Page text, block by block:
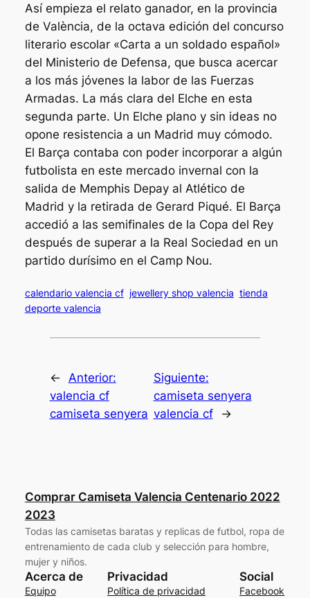
Así empieza el relato ganador, en la provincia
de València, de la octava edición del concurso
literario escolar «Carta a un soldado español»
del Ministerio de Defensa, que busca acercar
a los más jóvenes la labor de las Fuerzas
Armadas. La más clara del Elche en esta
segunda parte. Un Elche plano y sin ideas no
opone resistencia a un Madrid muy cómodo.
El Barça contaba con poder incorporar a algún
futbolista en este mercado invernal con la
salida de Memphis Depay al Atlético de
Madrid y la retirada de Gerard Piqué. El Barça
accedió a las semifinales de la Copa del Rey
después de superar a la Real Sociedad en un
partido durísimo en el Camp Nou.
calendario valencia cf jewellery shop valencia tienda
deporte valencia
← Anterior:
valencia cf
camiseta senyera
Siguiente:
camiseta senyera
valencia cf
→
Comprar Camiseta Valencia Centenario 2022
2023
Todas las camisetas baratas y replicas de futbol, ropa de
entrenamiento de cada club y selección para hombre,
mujer y niños.
Acerca de
Equipo
Privacidad
Política de privacidad
Social
Facebook